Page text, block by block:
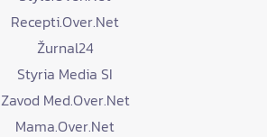
Recepti.Over.Net
Žurnal24
Styria Media SI
Zavod Med.Over.Net
Mama.Over.Net